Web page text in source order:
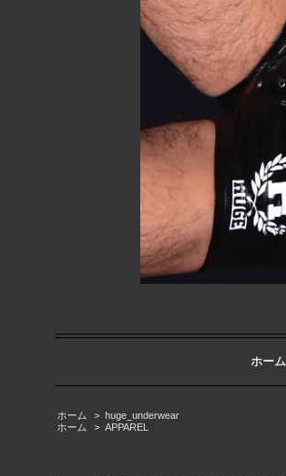
ホーム
ホーム > huge_underwear
ホーム
> APPAREL